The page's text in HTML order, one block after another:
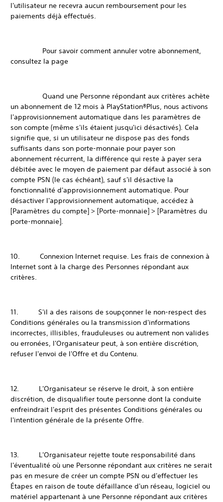
l'utilisateur ne recevra aucun remboursement pour les
paiements déjà effectués.
Pour savoir comment annuler votre abonnement,
consultez la page
Quand une Personne répondant aux critères achète
un abonnement de 12 mois à PlayStation®Plus, nous activons
l'approvisionnement automatique dans les paramètres de
son compte (même s'ils étaient jusqu'ici désactivés). Cela
signifie que, si un utilisateur ne dispose pas des fonds
suffisants dans son porte-monnaie pour payer son
abonnement récurrent, la différence qui reste à payer sera
débitée avec le moyen de paiement par défaut associé à son
compte PSN (le cas échéant), sauf s'il désactive la
fonctionnalité d'approvisionnement automatique. Pour
désactiver l'approvisionnement automatique, accédez à
[Paramètres du compte] > [Porte-monnaie] > [Paramètres du
porte-monnaie].
10. Connexion Internet requise. Les frais de connexion à
Internet sont à la charge des Personnes répondant aux
critères.
11. S'il a des raisons de soupçonner le non-respect des
Conditions générales ou la transmission d'informations
incorrectes, illisibles, frauduleuses ou autrement non valides
ou erronées, l'Organisateur peut, à son entière discrétion,
refuser l'envoi de l'Offre et du Contenu.
12. L'Organisateur se réserve le droit, à son entière
discrétion, de disqualifier toute personne dont la conduite
enfreindrait l'esprit des présentes Conditions générales ou
l'intention générale de la présente Offre.
13. L'Organisateur rejette toute responsabilité dans
l'éventualité où une Personne répondant aux critères ne serait
pas en mesure de créer un compte PSN ou d'effectuer les
Étapes en raison de toute défaillance d'un réseau, logiciel ou
matériel appartenant à une Personne répondant aux critères